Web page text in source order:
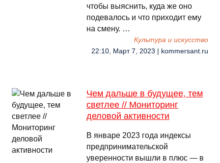
чтобы выяснить, куда же оно
подевалось и что приходит ему
на смену. …
Культура и искусство
22:10, Март 7, 2023 | kommersant.ru
Чем дальше в будущее, тем
светлее // Мониторинг
деловой активности
В январе 2023 года индексы
предпринимательской
уверенности вышли в плюс — в